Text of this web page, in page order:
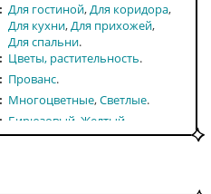
Для гостиной Для коридора
Для кухни Для прихожей
Для спальни
Цветы, растительность
Прованс
Многоцветные Светлые
Бирюзовый Желтый
Розовый Сиреневый